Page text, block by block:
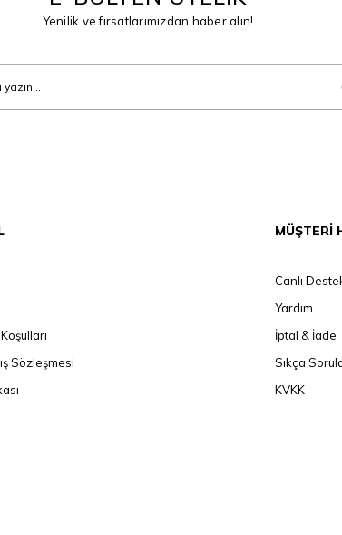
Yenilik ve fırsatlarımızdan haber alın!
Sözleşmesi
MÜŞTERİ
Canlı
Yardım
İptal & İade
Sıkça
KVKK